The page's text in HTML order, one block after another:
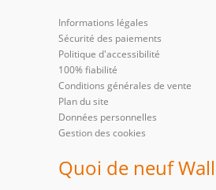
Informations légales
Sécurité des paiements
Politique d'accessibilité
100% fiabilité
Conditions générales de vente
Plan du site
Données personnelles
Gestion des cookies
Quoi de neuf